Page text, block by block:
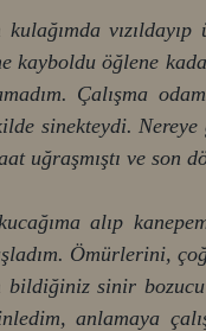
kayboldu öğlene
Çalışma
sinekteydi.
uğraşmıştı ve son
alıp
Ömürlerini,
bildiğiniz sinir
anlamaya